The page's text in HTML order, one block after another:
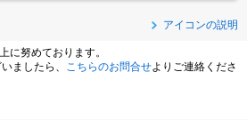
アイコンの説明
に努めております。
ましたら、
こちらのお問合せよりご連絡くださ